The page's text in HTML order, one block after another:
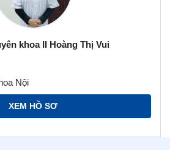
khoa II Hoàng Thị Vui
Nội
XEM HỒ SƠ